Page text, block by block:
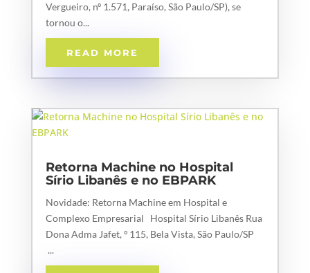
Vergueiro, nº 1.571, Paraíso, São Paulo/SP), se
tornou o...
READ MORE
Retorna Machine no Hospital
Sírio Libanês e no EBPARK
Novidade: Retorna Machine em Hospital e
Complexo Empresarial Hospital Sírio Libanês Rua
Dona Adma Jafet, º 115, Bela Vista, São Paulo/SP
...